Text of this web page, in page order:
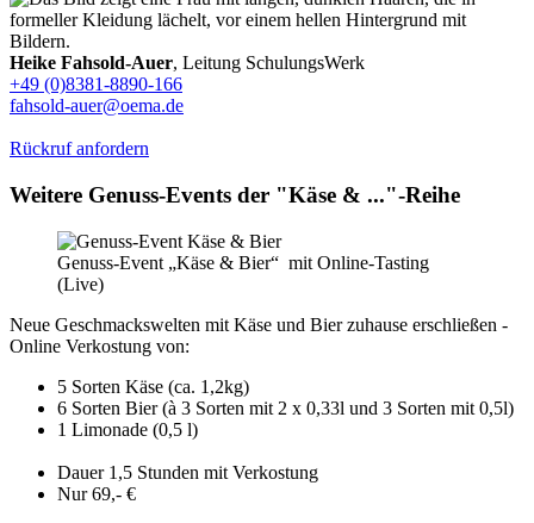
Heike Fahsold-Auer, Leitung SchulungsWerk
+49 (0)8381-8890-166
fahsold-auer@oema.de
Rückruf anfordern
Weitere Genuss-Events der "Käse & ..."-Reihe
Genuss-Event „Käse & Bier“ mit Online-Tasting
(Live)
Neue Geschmackswelten mit Käse und Bier zuhause erschließen -
Online Verkostung von:
5 Sorten Käse (ca. 1,2kg)
6 Sorten Bier (à 3 Sorten mit 2 x 0,33l und 3 Sorten mit 0,5l)
1 Limonade (0,5 l)
Dauer 1,5 Stunden mit Verkostung
Nur 69,- €